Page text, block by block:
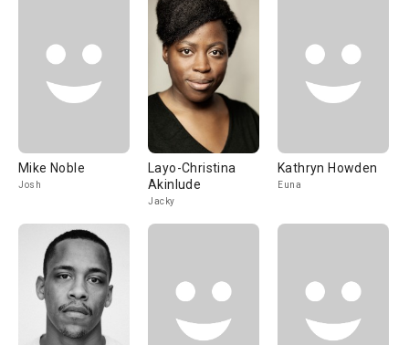
Mike Noble
Josh
Layo-Christina
Akinlude
Jacky
Kathryn Howden
Euna